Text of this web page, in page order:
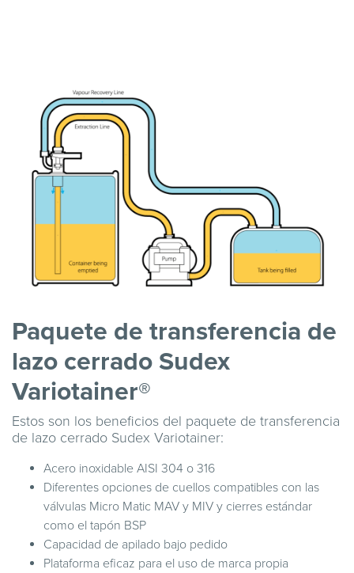
Paquete de transferencia de
lazo cerrado Sudex
Variotainer®
Estos son los beneficios del paquete de transferencia
de lazo cerrado Sudex Variotainer:
Acero inoxidable AISI 304 o 316
Diferentes opciones de cuellos compatibles con las
válvulas Micro Matic MAV y MIV y cierres estándar
como el tapón BSP
Capacidad de apilado bajo pedido
Plataforma eficaz para el uso de marca propia